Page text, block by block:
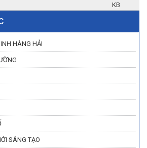
KB
HÀNG HẢI
SÁNG TẠO